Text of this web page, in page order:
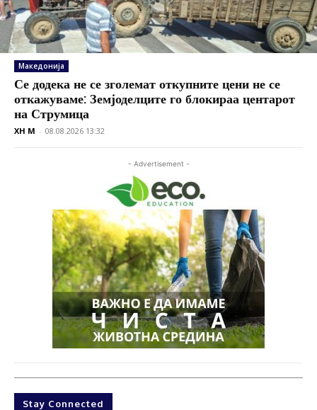
Македонија
Се додека не се зголемат откупните цени не се
откажуваме: Земјоделците го блокираа центарот
на Струмица
XH M - 08.08.2026 13:32
- Advertisement -
Stay Connected